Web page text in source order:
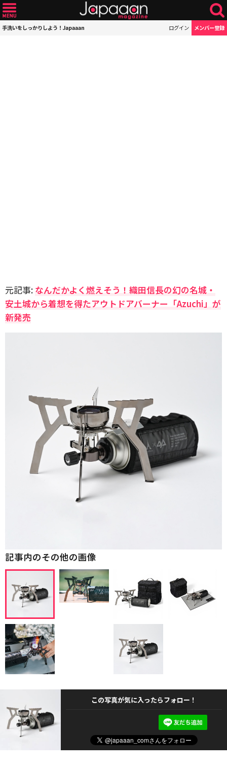
手洗いをしっかりしよう！Japaaan ログイン メンバー登録
元記事: なんだかよく燃えそう！織田信長の幻の名城・
安土城から着想を得たアウトドアバーナー「Azuchi」が
新発売
記事内のその他の画像
この写真が気に入ったらフォロー！